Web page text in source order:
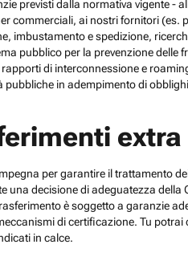
previsti dalla normativa vigente -
commerciali, ai nostri fornitori (es.
imbustamento e spedizione,
pubblico per la prevenzione delle
di interconnessione e
pubbliche in adempimento di
extra
per garantire il trattamento
una decisione di adeguatezza della
è soggetto a garanzie
di certificazione. Tu
in calce.